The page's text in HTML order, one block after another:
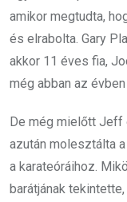
amikor megtudta,
és elrabolta. Gary
akkor 11 éves fia,
még abban az
De még mielőtt Jeff
azután molesztálta
a karateóráihoz.
barátjának